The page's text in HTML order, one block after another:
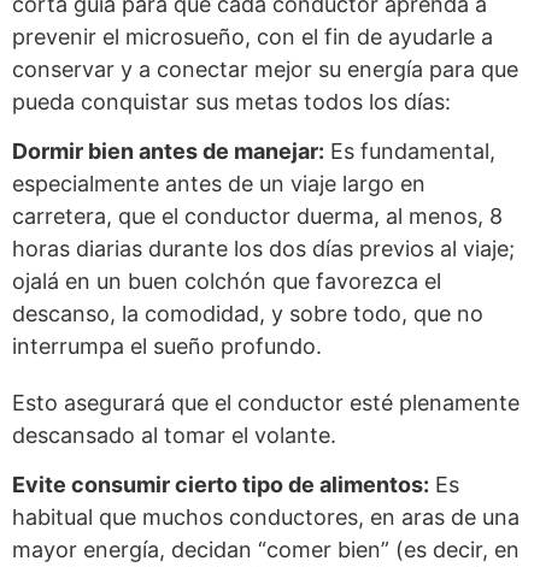
prevenir el microsueño, con el fin de ayudarle a
conservar y a conectar mejor su energía para que
pueda conquistar sus metas todos los días:
Dormir bien antes de manejar: Es fundamental,
especialmente antes de un viaje largo en
carretera, que el conductor duerma, al menos, 8
horas diarias durante los dos días previos al viaje;
ojalá en un buen colchón que favorezca el
descanso, la comodidad, y sobre todo, que no
interrumpa el sueño profundo.
Esto asegurará que el conductor esté plenamente
descansado al tomar el volante.
Evite consumir cierto tipo de alimentos: Es
habitual que muchos conductores, en aras de una
mayor energía, decidan “comer bien” (es decir, en